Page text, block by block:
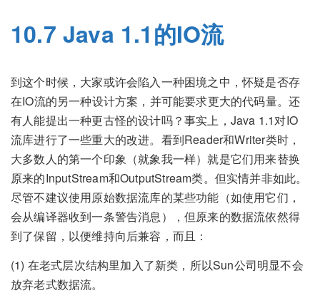
10.7 Java 1.1的IO流
到这个时候，大家或许会陷入一种困境之中，怀疑是否存
在IO流的另一种设计方案，并可能要求更大的代码量。还
有人能提出一种更古怪的设计吗？事实上，Java 1.1对IO
流库进行了一些重大的改进。看到Reader和Writer类时，
大多数人的第一个印象（就象我一样）就是它们用来替换
原来的InputStream和OutputStream类。但实情并非如此。
尽管不建议使用原始数据流库的某些功能（如使用它们，
会从编译器收到一条警告消息），但原来的数据流依然得
到了保留，以便维持向后兼容，而且：
(1) 在老式层次结构里加入了新类，所以Sun公司明显不会
放弃老式数据流。